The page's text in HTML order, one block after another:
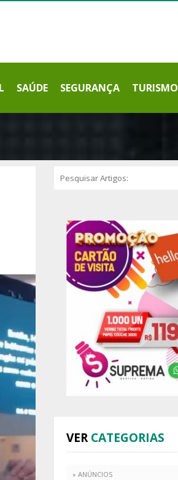
SAÚDE SEGURANÇA TURISMO
VERCATEGORIAS
» ANÚNCIOS